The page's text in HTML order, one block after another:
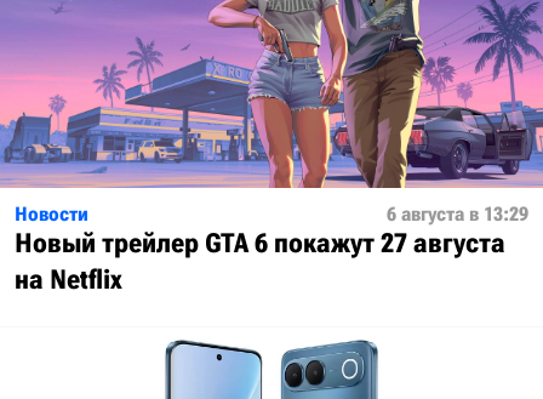
Новости 6 августа в 13:29
Новый трейлер GTA 6 покажут 27 августа
на Netflix